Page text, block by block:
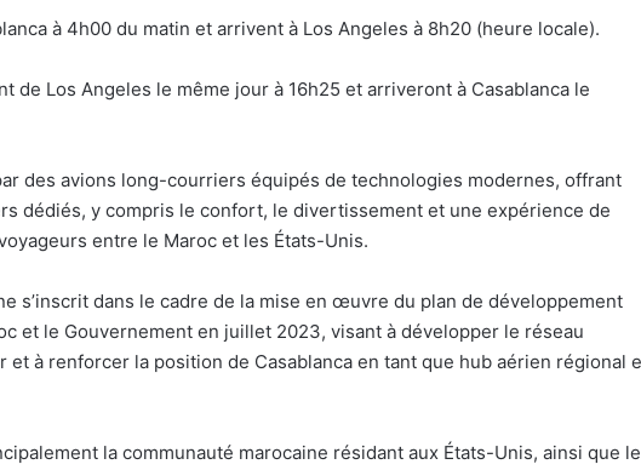
à 4h00 du matin et arrivent à Los Angeles à 8h20 (heure locale).
de Los Angeles le même jour à 16h25 et arriveront à Casablanca le
des avions long-courriers équipés de technologies modernes, offrant
dédiés, y compris le confort, le divertissement et une expérience de
entre le Maroc et les États-Unis.
s’inscrit dans le cadre de la mise en œuvre du plan de développement
et le Gouvernement en juillet 2023, visant à développer le réseau
à renforcer la position de Casablanca en tant que hub aérien régional
la communauté marocaine résidant aux États-Unis, ainsi que